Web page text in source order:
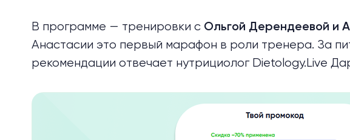
В программе — тренировки с Ольгой Дерендеевой и
Анастасии это первый марафон в роли тренера. За
рекомендации отвечает нутрициолог Dietology.Live